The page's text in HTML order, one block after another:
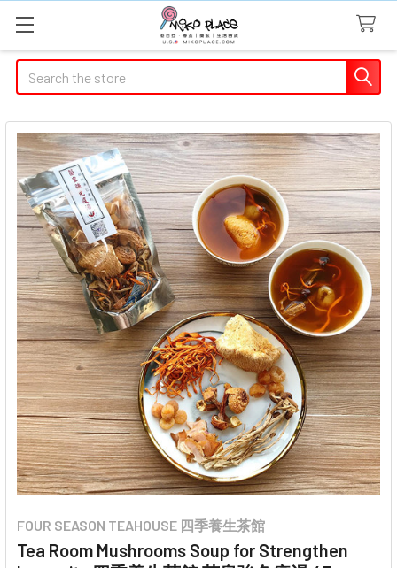
Search
FOUR SEASON TEAHOUSE 四季養生茶館
Tea Room Mushrooms Soup for Strengthen